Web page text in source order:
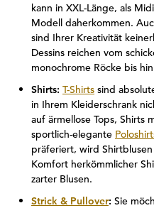
kann in XXL-Länge, als
Modell daherkommen.
sind Ihrer Kreativität
Dessins reichen vom
monochrome Röcke bis
Shirts: T-Shirts sind
in Ihrem Kleiderschrank
auf ärmellose Tops,
sportlich-elegante
präferiert, wird
Komfort herkömmlicher
zarter Blusen.
Strick & Pullover: Sie